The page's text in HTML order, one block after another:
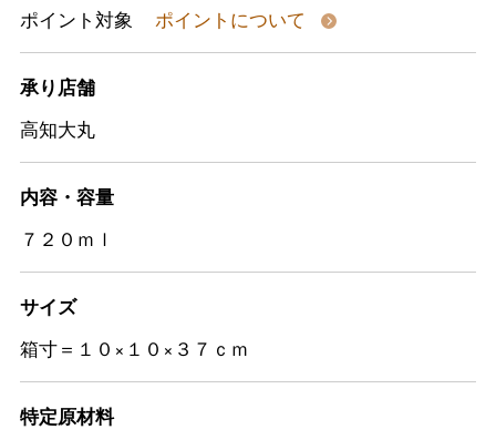
ポイント対象
ポイントについて
承り店舗
高知大丸
内容・容量
７２０ｍｌ
サイズ
箱寸＝１０×１０×３７ｃｍ
特定原材料